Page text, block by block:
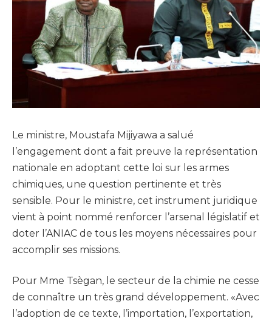
Le ministre, Moustafa Mijiyawa a salué
l’engagement dont a fait preuve la représentation
nationale en adoptant cette loi sur les armes
chimiques, une question pertinente et très
sensible. Pour le ministre, cet instrument juridique
vient à point nommé renforcer l’arsenal législatif et
doter l’ANIAC de tous les moyens nécessaires pour
accomplir ses missions.
Pour Mme Tsègan, le secteur de la chimie ne cesse
de connaître un très grand développement. «Avec
l’adoption de ce texte, l’importation, l’exportation,